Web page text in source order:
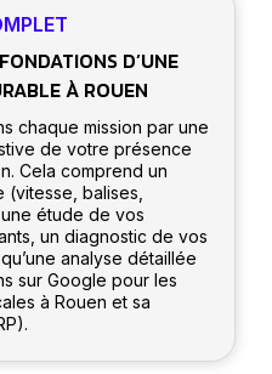
D’UNE
À ROUEN
chaque mission par une
de votre présence
Cela comprend un
(vitesse, balises,
étude de vos
un diagnostic de vos
analyse détaillée
sur Google pour les
à Rouen et sa